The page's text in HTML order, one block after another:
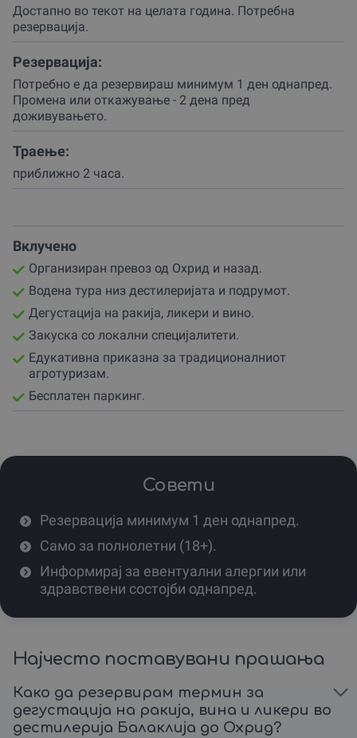
старинскиот подрум и терасата покрај реката.
Потоа следи дегустација на ракии, ликери и вино, како
деликатеси – сето тоа направено на лице место.
За кого е ова доживување?
За парови што сакаат нешто различно, за пријатели
тимбилдинг или подарок со длабока приказна.
Совршен избор за сите над 18 години кои сакаат да
Доживување што поврзува традиција, вкус и природа
во едно.
Покани ги сетилата на авантура
традицијата на македонското земјоделие и винарство.
доживеј ги вкусовите што се паметат.
Овде нема брзање – само мир, природа и автентична
магија во секоја чаша.
Достапно во текот на целата година. Потребна
резервациjа.
Резервација:
Потребно е да резервираш минимум 1 ден однапред.
Промена или откажување - 2 дена пред
доживувањето.
Траење:
приближно 2 часа.
Вклучено
Организиран превоз од Охрид и назад.
Водена тура низ дестилеријата и подрумот.
Дегустација на ракија, ликери и вино.
Закуска со локални специјалитети.
Едукативна приказна за традиционалниот
агротуризам.
Бесплатен паркинг.
Совети
Резервација минимум 1 ден однапред.
Само за полнолетни (18+).
Информирај за евентуални алергии или
здравствени состојби однапред.
Најчесто поставувани прашања
Како да резервирам термин за
дегустација на ракија, вина и ликери во
дестилерија Балаклија до Охрид?